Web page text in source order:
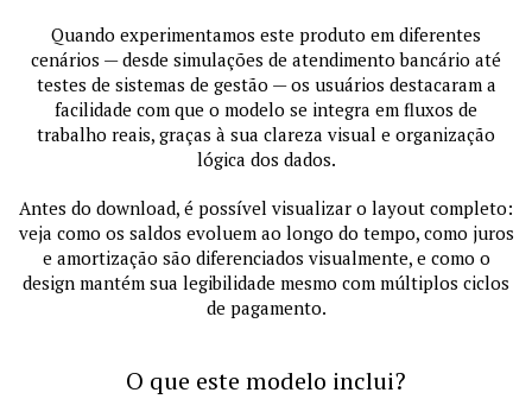
Quando experimentamos este produto em diferentes
cenários — desde simulações de atendimento bancário até
testes de sistemas de gestão — os usuários destacaram a
facilidade com que o modelo se integra em fluxos de
trabalho reais, graças à sua clareza visual e organização
lógica dos dados.
Antes do download, é possível visualizar o layout completo:
veja como os saldos evoluem ao longo do tempo, como juros
e amortização são diferenciados visualmente, e como o
design mantém sua legibilidade mesmo com múltiplos ciclos
de pagamento.
O que este modelo inclui?